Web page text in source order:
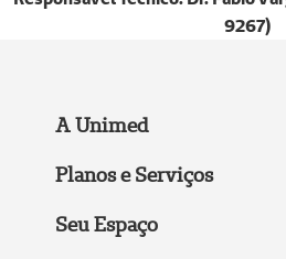
9267)
A Unimed
Planos e Serviços
Seu Espaço